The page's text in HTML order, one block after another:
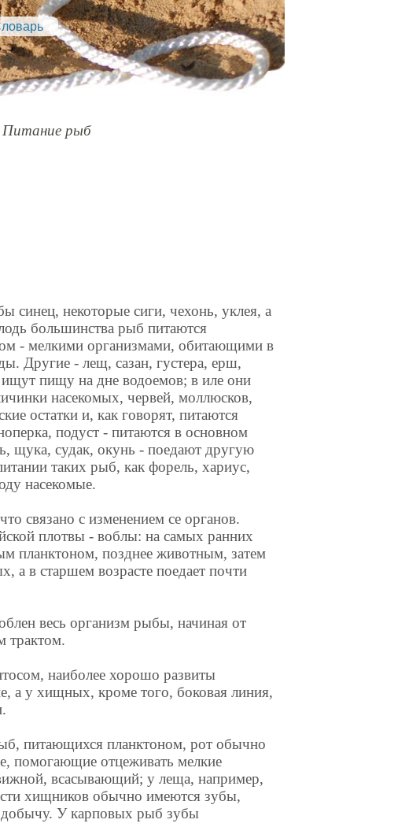
Питание рыб
синец, некоторые сиги, чехонь, уклея, а
большинства рыб питаются
- мелкими организмами, обитающими в
Другие - лещ, сазан, густера, ерш,
ищут пищу на дне водоемов; в иле они
насекомых, червей, моллюсков,
остатки и, как говорят, питаются
подуст - питаются в основном
щука, судак, окунь - поедают другую
таких рыб, как форель, хариус,
насекомые.
связано с изменением се органов.
плотвы - воблы: на самых ранних
планктоном, позднее животным, затем
а в старшем возрасте поедает почти
весь организм рыбы, начиная от
трактом.
наиболее хорошо развиты
а у хищных, кроме того, боковая линия,
питающихся планктоном, рот обычно
помогающие отцеживать мелкие
всасывающий; у леща, например,
хищников обычно имеются зубы,
У карповых рыб зубы